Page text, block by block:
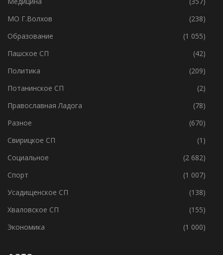
Ленобласть
(4 584)
Медицина
(357)
МО Г.Волхов
(238)
Образование
(1 055)
Пашское СП
(42)
Политика
(209)
Потанинское СП
(2)
Православная Ладога
(78)
Разное
(670)
Свирицкое СП
(1)
Социальное
(2 682)
Спорт
(1 007)
Усадищенское СП
(138)
Хваловское СП
(155)